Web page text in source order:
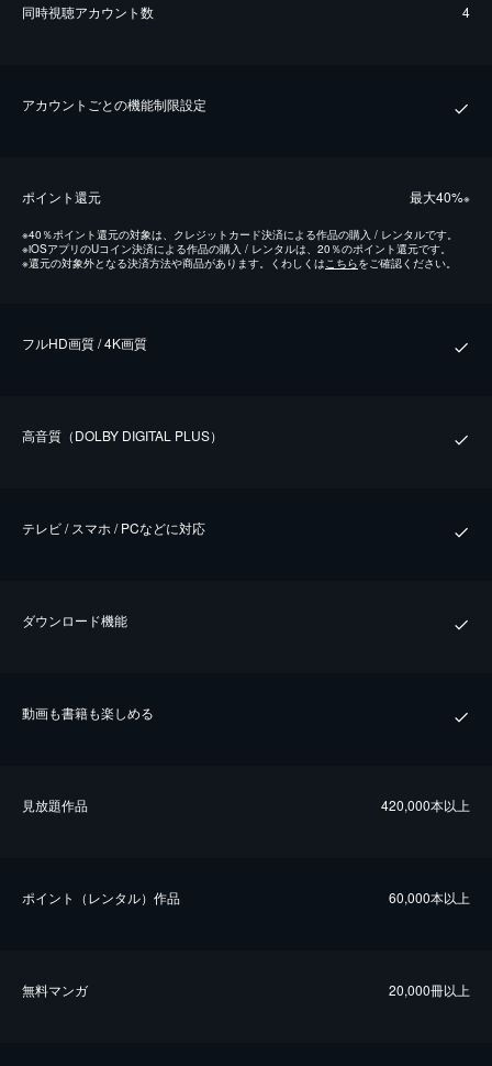
同時視聴アカウント数 4
アカウントごとの機能制限設定
ポイント還元 最⼤40%※
※40％ポイント還元の対象は、クレジットカード決済による作品の購入 / レンタルです。
※iOSアプリのUコイン決済による作品の購入 / レンタルは、20％のポイント還元です。
※還元の対象外となる決済方法や商品があります。くわしくは こちらをご確認ください。
フルHD画質 / 4K画質
⾼⾳質（DOLBY DIGITAL PLUS）
テレビ / スマホ / PCなどに対応
ダウンロード機能
動画も書籍も楽しめる
⾒放題作品 420,000本以上
ポイント（レンタル）作品 60,000本以上
無料マンガ 20,000冊以上